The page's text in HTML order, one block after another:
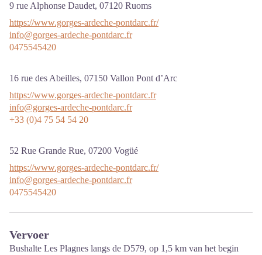
9 rue Alphonse Daudet, 07120 Ruoms
https://www.gorges-ardeche-pontdarc.fr/
info@gorges-ardeche-pontdarc.fr
0475545420
16 rue des Abeilles, 07150 Vallon Pont d’Arc
https://www.gorges-ardeche-pontdarc.fr
info@gorges-ardeche-pontdarc.fr
+33 (0)4 75 54 54 20
52 Rue Grande Rue, 07200 Vogüé
https://www.gorges-ardeche-pontdarc.fr/
info@gorges-ardeche-pontdarc.fr
0475545420
Vervoer
Bushalte Les Plagnes langs de D579, op 1,5 km van het begin